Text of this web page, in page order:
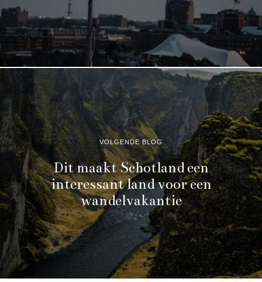
VOLGENDE BLOG
Dit maakt Schotland een
interessant land voor een
wandelvakantie